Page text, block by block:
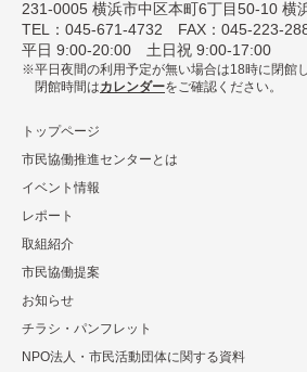
231-0005 横浜市中区本町6丁⽬50-10 横
TEL： 045-671-4732 FAX：045-223-
平⽇ 9:00-20:00 ⼟⽇祝 9:00-17:00
平日夜間の利用予定が無い場合は18時に閉館し
閉館時間はカレンダーをご確認ください。
トップページ
市民協働推進センターとは
イベント情報
レポート
取組紹介
市⺠協働提案
お知らせ
チラシ・パンフレット
NPO法⼈・市⺠活動団体に関する資料